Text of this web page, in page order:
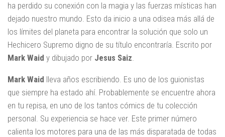
ha perdido su conexión con la magia y las fuerzas místicas han
dejado nuestro mundo. Esto da inicio a una odisea más allá de
los límites del planeta para encontrar la solución que solo un
Hechicero Supremo digno de su título encontraría. Escrito por
Mark Waid y dibujado por Jesus Saiz.
Mark Waid lleva años escribiendo. Es uno de los guionistas
que siempre ha estado ahí. Probablemente se encuentre ahora
en tu repisa, en uno de los tantos cómics de tu colección
personal. Su experiencia se hace ver. Este primer número
calienta los motores para una de las más disparatada de todas